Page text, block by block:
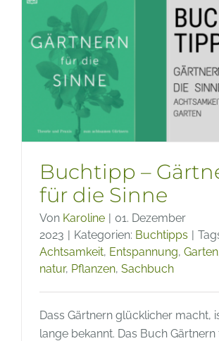
Buchtipp –
für die Sinne
Von Karoline | 01. Dezember
2023 | Kategorien: Buchtipps |
Achtsamkeit, Entspannung, Garten
natur, Pflanzen, Sachbuch
Dass Gärtnern glücklicher macht,
lange bekannt. Das Buch